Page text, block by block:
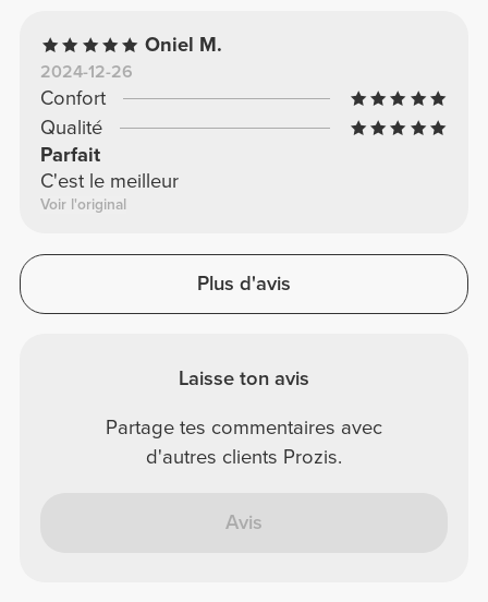
Oniel M.
2024-12-26
Confort
Qualité
Parfait
C'est le meilleur
Voir l'original
Plus d'avis
Laisse ton avis
Partage tes commentaires avec
d'autres clients Prozis.
Avis